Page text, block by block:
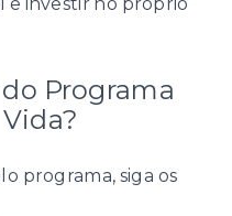
e investir no próprio
Programa
programa, siga os